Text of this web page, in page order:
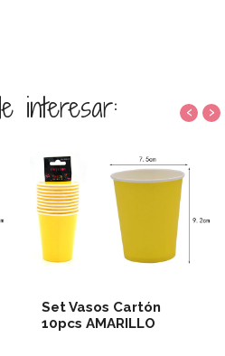
interesar:
Set Vasos Cartón
10pcs AMARILLO
‹ ›